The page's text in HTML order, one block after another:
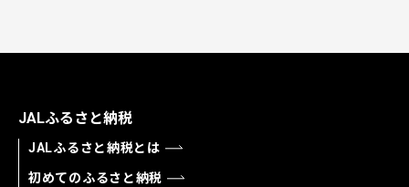
JALふるさと納税
JALふるさと納税とは
初めてのふるさと納税